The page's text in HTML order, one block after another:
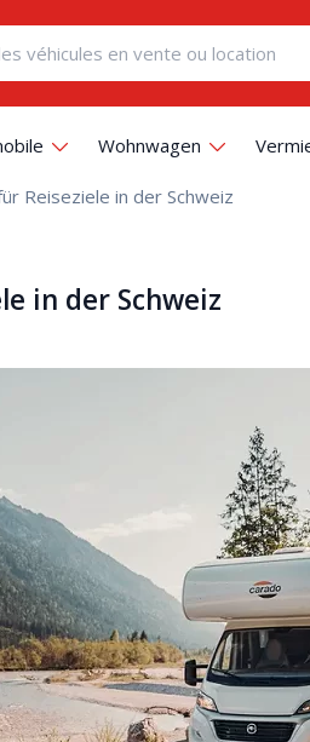
Wohnwagen
Reiseziele in der Schweiz
in der Schweiz